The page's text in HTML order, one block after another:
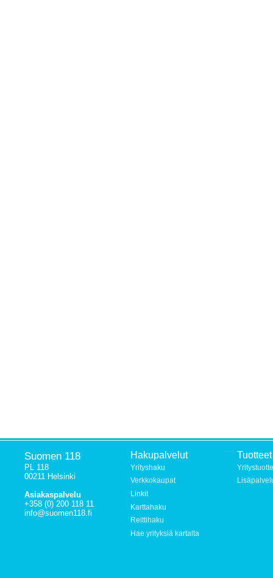
Suomen 118
PL 118
00211 Helsinki
Asiakaspalvelu
+358 (0) 200 118 11
info@suomen118.fi
Hakupalvelut
Yrityshaku
Verkkokaupat
Linkit
Karttahaku
Reittihaku
Hae yrityksiä kartalta